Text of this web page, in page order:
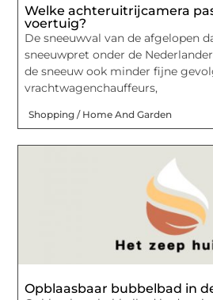
Welke achteruitrijcamera
voertuig?
De sneeuwval van de afgelopen
sneeuwpret onder de
de sneeuw ook minder fijne
vrachtwagenchauffeurs,
Shopping / Home And Garden
Opblaasbaar bubbelbad in